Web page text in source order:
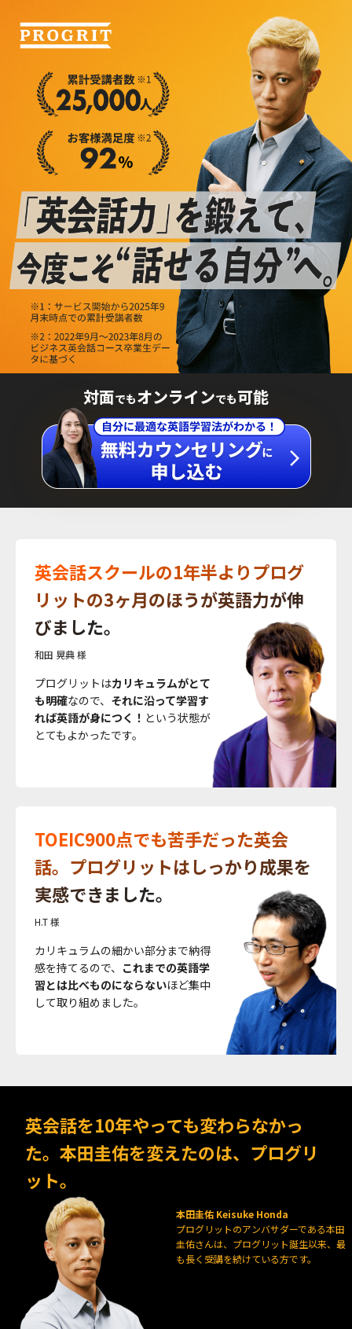
対面でもオンラインでも可能
英会話スクールの1年半よりプログ
リットの3ヶ月のほうが英語力が伸
びました。
和田 晃典 様
プログリットはカリキュラムがとて
も明確なので、 それに沿って学習す
れば英語が身につく！ という状態が
とてもよかったです。
TOEIC900点でも苦手だった英会
話。プログリットはしっかり成果を
実感できました。
H.T 様
カリキュラムの細かい部分まで納得
感を持てるので、 これまでの英語学
習とは比べものにならないほど集中
して取り組めました。
英会話を10年やっても変わらなかっ
た。本田圭佑を変えたのは、プログリ
ット。
本田圭佑 Keisuke Honda
プログリットのアンバサダーである本田
圭佑さんは、プログリット誕生以来、最
も長く受講を続けている方です。